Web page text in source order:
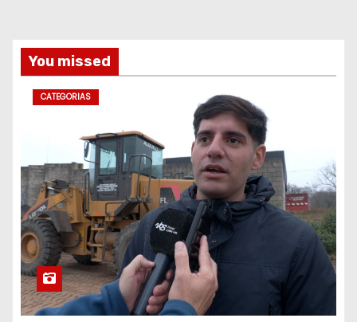
You missed
CATEGORIAS